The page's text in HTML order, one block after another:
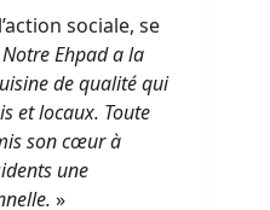
sociale, se
Notre Ehpad a la
de qualité qui
et locaux. Toute
son cœur à
une
»